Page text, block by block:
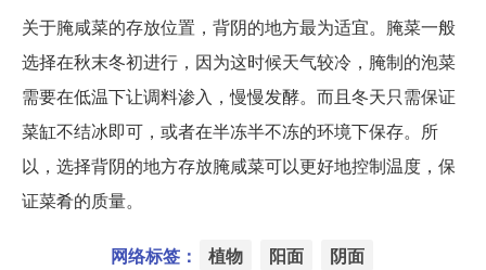
关于腌咸菜的存放位置，背阴的地方最为适宜。腌菜一般
选择在秋末冬初进行，因为这时候天气较冷，腌制的泡菜
需要在低温下让调料渗入，慢慢发酵。而且冬天只需保证
菜缸不结冰即可，或者在半冻半不冻的环境下保存。所
以，选择背阴的地方存放腌咸菜可以更好地控制温度，保
证菜肴的质量。
网络标签： 植物 阳面 阴面